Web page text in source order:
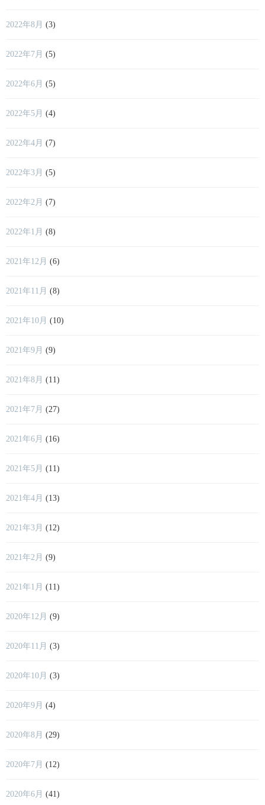
2022年8月 (3)
2022年7月 (5)
2022年6月 (5)
2022年5月 (4)
2022年4月 (7)
2022年3月 (5)
2022年2月 (7)
2022年1月 (8)
2021年12月 (6)
2021年11月 (8)
2021年10月 (10)
2021年9月 (9)
2021年8月 (11)
2021年7月 (27)
2021年6月 (16)
2021年5月 (11)
2021年4月 (13)
2021年3月 (12)
2021年2月 (9)
2021年1月 (11)
2020年12月 (9)
2020年11月 (3)
2020年10月 (3)
2020年9月 (4)
2020年8月 (29)
2020年7月 (12)
2020年6月 (41)